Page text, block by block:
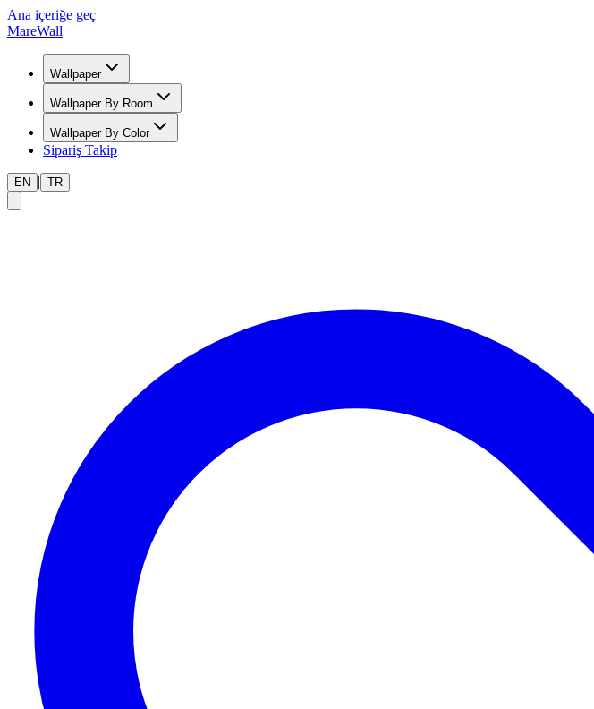
Ana içeriğe geç
MareWall
Wallpaper
Wallpaper By Room
Wallpaper By Color
Sipariş Takip
EN | TR